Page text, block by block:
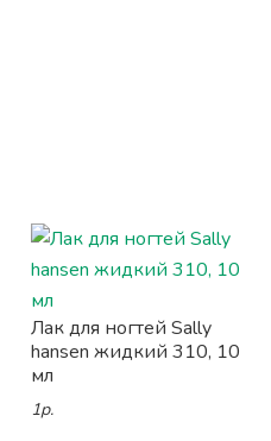
Лак для ногтей Sally
hansen жидкий 310, 10
мл
1р.